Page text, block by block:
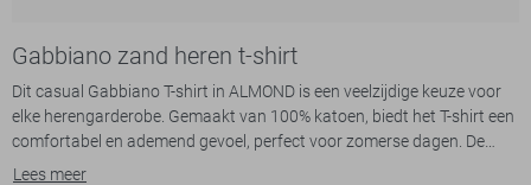
Gabbiano zand heren t-shirt
Dit casual Gabbiano T-shirt in ALMOND is een veelzijdige keuze voor
elke herengarderobe. Gemaakt van 100% katoen, biedt het T-shirt een
comfortabel en ademend gevoel, perfect voor zomerse dagen. De
regular fit zorgt voor een ontspannen silhouet zonder daarbij stijl in te
Lees meer